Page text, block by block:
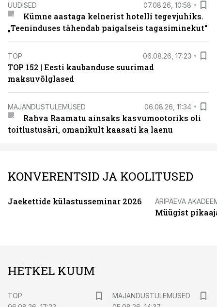
UUDISED 07.08.26, 10:58
Kümne aastaga kelnerist hotelli tegevjuhiks.
„Teeninduses tähendab paigalseis tagasiminekut“
TOP 06.08.26, 17:23
TOP 152 | Eesti kaubanduse suurimad
maksuvõlglased
MAJANDUSTULEMUSED 06.08.26, 11:34
Rahva Raamatu ainsaks kasvumootoriks oli
toitlustusäri, omanikult kaasati ka laenu
KONVERENTSID JA KOOLITUSED
Jaekettide külastusseminar 2026 ÄRIPÄEVA
Müügist
HETKEL KUUM
TOP
MAJANDUSTULEMUSED